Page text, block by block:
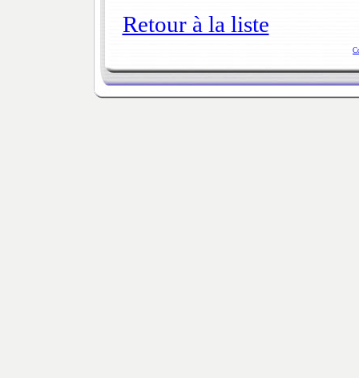
Retour à la liste